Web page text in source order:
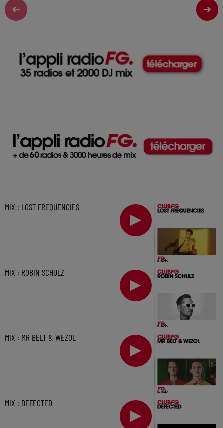
MIX : LOST FREQUENCIES
MIX : ROBIN SCHULZ
MIX : MR BELT & WEZOL
MIX : DEFECTED